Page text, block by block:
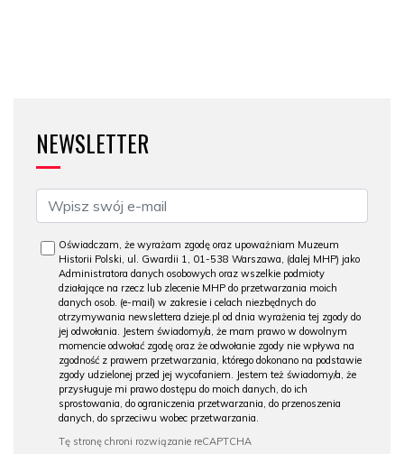
NEWSLETTER
Oświadczam, że wyrażam zgodę oraz upoważniam Muzeum
Historii Polski, ul. Gwardii 1, 01-538 Warszawa, (dalej MHP) jako
Administratora danych osobowych oraz wszelkie podmioty
działające na rzecz lub zlecenie MHP do przetwarzania moich
danych osob. (e-mail) w zakresie i celach niezbędnych do
otrzymywania newslettera dzieje.pl od dnia wyrażenia tej zgody do
jej odwołania. Jestem świadomy/a, że mam prawo w dowolnym
momencie odwołać zgodę oraz że odwołanie zgody nie wpływa na
zgodność z prawem przetwarzania, którego dokonano na podstawie
zgody udzielonej przed jej wycofaniem. Jestem też świadomy/a, że
przysługuje mi prawo dostępu do moich danych, do ich
sprostowania, do ograniczenia przetwarzania, do przenoszenia
danych, do sprzeciwu wobec przetwarzania.